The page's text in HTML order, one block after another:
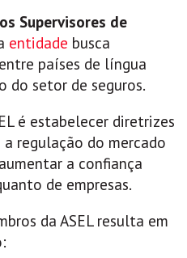
Supervisores de
entidade busca
países de língua
do setor de seguros.
é estabelecer diretrizes
regulação do mercado
a confiança
de empresas.
da ASEL resulta em